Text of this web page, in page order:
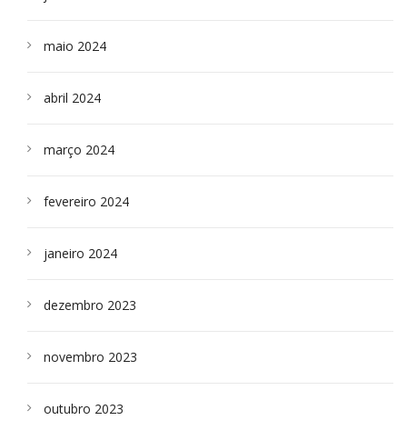
maio 2024
abril 2024
março 2024
fevereiro 2024
janeiro 2024
dezembro 2023
novembro 2023
outubro 2023